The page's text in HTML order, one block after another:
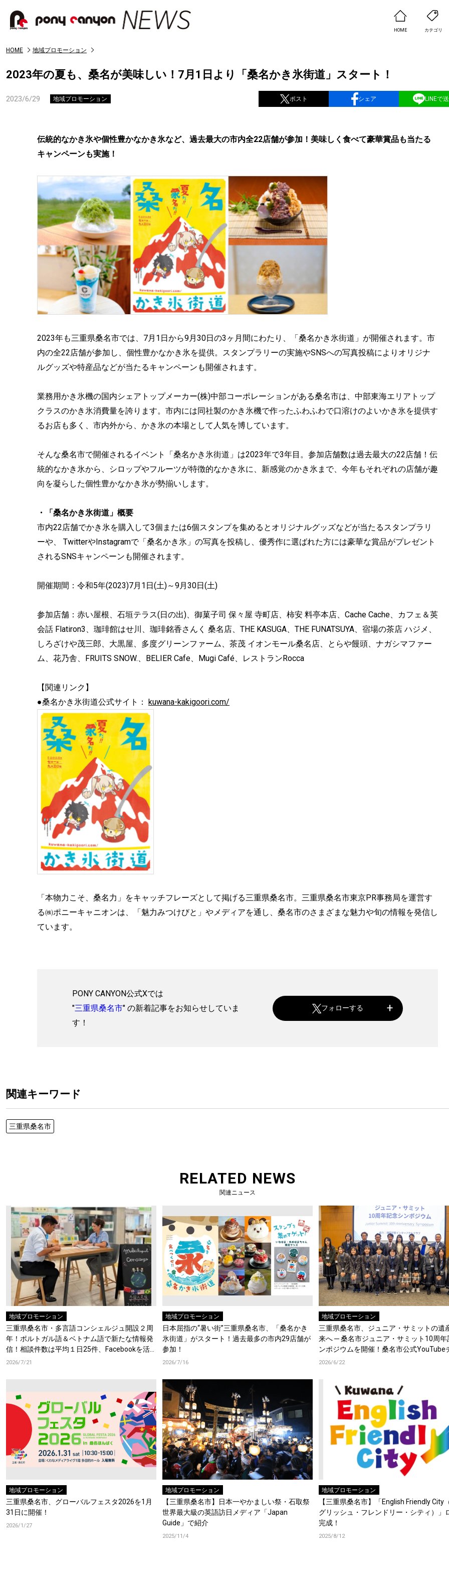
HOME カテゴリ
HOME 地域プロモーション
2023年の夏も、桑名が美味しい！7月1日より「桑名かき氷街道」スタート！
2023/6/29 地域プロモーション ポスト シェア LINEで
伝統的なかき氷や個性豊かなかき氷など、過去最大の市内全22店舗が参加！美味しく食べて豪華賞品も当たる
キャンペーンも実施！
2023年も三重県桑名市では、7月1日から9月30日の3ヶ月間にわたり、「桑名かき氷街道」が開催されます。市
内の全22店舗が参加し、個性豊かなかき氷を提供。スタンプラリーの実施やSNSへの写真投稿によりオリジナ
ルグッズや特産品などが当たるキャンペーンも開催されます。
業務用かき氷機の国内シェアトップメーカー(株)中部コーポレーションがある桑名市は、中部東海エリアトップ
クラスのかき氷消費量を誇ります。市内には同社製のかき氷機で作ったふわふわで口溶けのよいかき氷を提供す
るお店も多く、市内外から、かき氷の本場として人気を博しています。
そんな桑名市で開催されるイベント「桑名かき氷街道」は2023年で3年目。参加店舗数は過去最大の22店舗！伝
統的なかき氷から、シロップやフルーツが特徴的なかき氷に、新感覚のかき氷まで、今年もそれぞれの店舗が趣
向を凝らした個性豊かなかき氷が勢揃いします。
・「桑名かき氷街道」概要
市内22店舗でかき氷を購入して3個または6個スタンプを集めるとオリジナルグッズなどが当たるスタンプラリ
ーや、 TwitterやInstagramで「桑名かき氷」の写真を投稿し、優秀作に選ばれた方には豪華な賞品がプレゼント
されるSNSキャンペーンも開催されます。
開催期間：令和5年(2023)7月1日(土)～9月30日(土)
参加店舗：赤い屋根、石垣テラス(日の出)、御菓子司 保々屋 寺町店、柿安 料亭本店、Cache Cache、カフェ＆英
会話 Flatiron3、珈琲館はせ川、珈琲銘香さんく 桑名店、THE KASUGA、THE FUNATSUYA、宿場の茶店 ハジメ、
しろざけや茂三郎、大黒屋、多度グリーンファーム、茶茂 イオンモール桑名店、とらや饅頭、ナガシマファー
ム、花乃舎、FRUITS SNOW.、BELIER Cafe、Mugi Café、レストランRocca
【関連リンク】
●桑名かき氷街道公式サイト： kuwana-kakigoori.com/
「本物力こそ、桑名力」をキャッチフレーズとして掲げる三重県桑名市。三重県桑名市東京PR事務局を運営す
る㈱ポニーキャニオンは、「魅力みつけびと」やメディアを通し、桑名市のさまざまな魅力や旬の情報を発信し
ています。
PONY CANYON公式Xでは
"三重県桑名市" の新着記事をお知らせしていま
す！
フォローする
関連キーワード
三重県桑名市
RELATED NEWS
関連ニュース
地域プロモーション
三重県桑名市・多言語コンシェルジュ開設２周
年！ポルトガル語＆ベトナム語で新たな情報発
信！相談件数は平均１日25件、Facebookを活
用したライブ配信も開始！
2026/7/21
地域プロモーション
日本屈指の“暑い街”三重県桑名市、「桑名かき
氷街道」がスタート！過去最多の市内29店舗が
参加！
2026/7/16
地域プロモーション
三重県桑名市、ジュニア・サミットの遺
来へ ─ 桑名市ジュニア・サミット10周年
ンポジウムを開催！桑名市公式YouTube
ネルにて当日の様子も公開！
2026/6/22
地域プロモーション
三重県桑名市、グローバルフェスタ2026を1月
31日に開催！
2026/1/27
地域プロモーション
【三重県桑名市】日本一やかましい祭・石取祭
世界最大級の英語訪日メディア「Japan
Guide」で紹介
2025/11/4
地域プロモーション
【三重県桑名市】「English Friendly City
グリッシュ・フレンドリー・シティ）」
完成！
2025/8/12